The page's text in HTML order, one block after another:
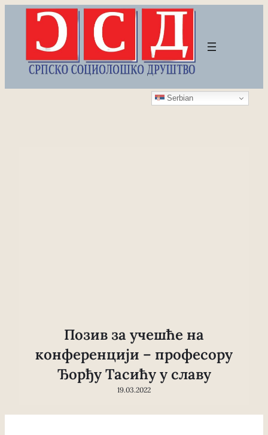
Скочи
садржај
Serbian
Позив за учешће на
конференцији – професору
Ђорђу Тасићу у славу
19.03.2022